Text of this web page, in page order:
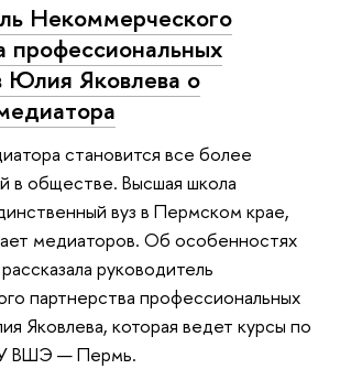
Некоммерческого
профессиональных
Юлия Яковлева о
становится все более
в обществе. Высшая школа
вуз в Пермском крае,
медиаторов. Об особенностях
руководитель
партнерства профессиональных
Яковлева, которая ведет курсы по
ВШЭ — Пермь.